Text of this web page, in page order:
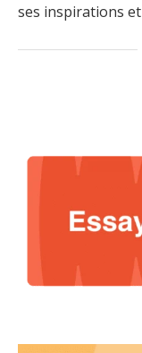
ses inspirations